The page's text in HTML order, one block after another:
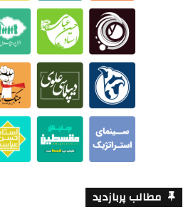
مطالب پربازدید